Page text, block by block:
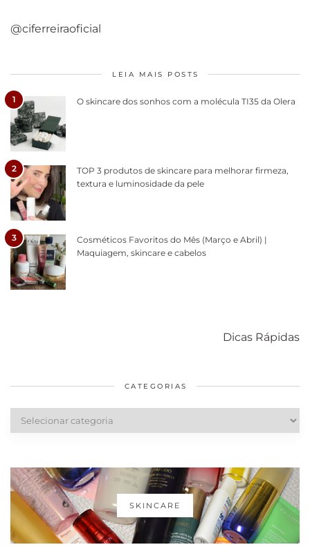
@ciferreiraoficial
LEIA MAIS POSTS
1 O skincare dos sonhos com a molécula TI35 da Olera
2
TOP 3 produtos de skincare para melhorar firmeza,
textura e luminosidade da pele
3
Cosméticos Favoritos do Mês (Março e Abril) |
Maquiagem, skincare e cabelos
Dicas Rápidas
diários
cabelos
CATEGORIAS
Categorias
SKINCARE